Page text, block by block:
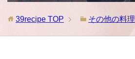
39recipe TOP その他の料理